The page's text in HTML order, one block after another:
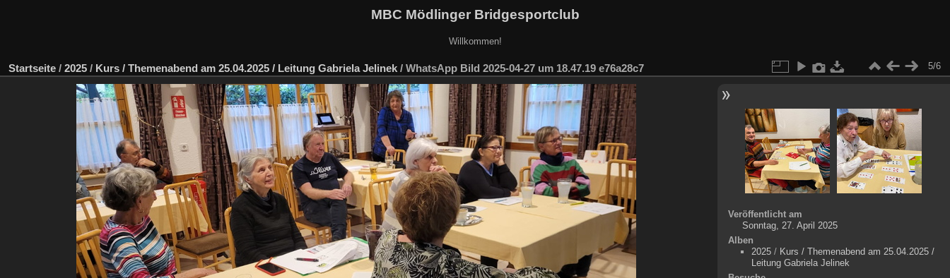
MBC Mödlinger Bridgesportclub
Willkommen!
Startseite / 2025 / Kurs / Themenabend am 25.04.2025 / Leitung Gabriela Jelinek / WhatsApp Bild 2025-04-27 um 18.47.19 e76a28c7 5/6
Veröffentlicht am
Sonntag, 27. April 2025
Alben
2025/ Kurs / Themenabend am 25.04.2025 /
Leitung Gabriela Jelinek